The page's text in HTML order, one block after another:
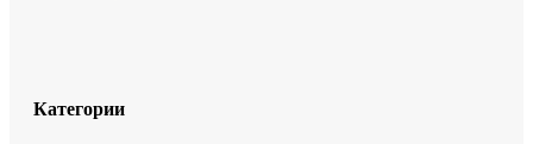
Категории